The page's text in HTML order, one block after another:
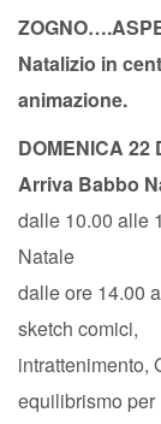
Natalizio in
animazione.
DOMENICA 22
Arriva Babbo
dalle 10.00 alle
Natale
dalle ore 14.00
sketch comici,
intrattenimento,
equilibrismo per